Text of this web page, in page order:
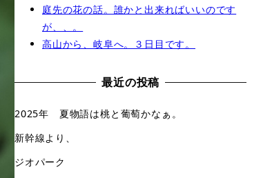
庭先の花の話。誰かと出来ればいいのです
が、、。
高山から、岐阜へ。３日目です。
最近の投稿
2025年 夏物語は桃と葡萄かなぁ。
新幹線より、
ジオパーク